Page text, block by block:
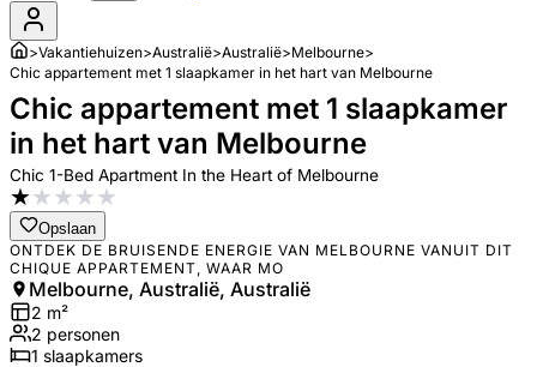
>Vakantiehuizen>Australië>Australië>Melbourne>
Chic appartement met 1 slaapkamer in het hart van Melbourne
Chic appartement met 1 slaapkamer
in het hart van Melbourne
Chic 1-Bed Apartment In the Heart of Melbourne
★★★★★
Opslaan
ONTDEK DE BRUISENDE ENERGIE VAN MELBOURNE VANUIT DIT
CHIQUE APPARTEMENT, WAAR MO
Melbourne, Australië, Australië
2 m²
2 personen
1 slaapkamers